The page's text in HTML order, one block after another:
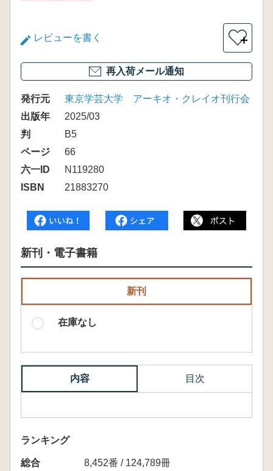
レビューを書く ＋
再入荷メール通知
発行元
東京学芸大学 アーキオ・クレイオ刊行会
出版年
2025/03
判
B5
ページ
66
六一ID
N119280
ISBN
21883270
新刊・電子書籍
新刊
在庫なし
内容 目次
ランキング
総合
8,452番 / 124,789冊